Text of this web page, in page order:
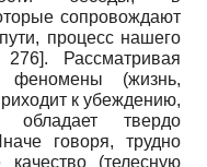
сопровождают
процесс нашего
Рассматривая
феномены (жизнь,
к убеждению,
твердо
говоря, трудно
качество (телесную